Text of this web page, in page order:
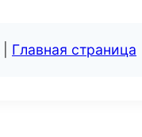
Главная страница